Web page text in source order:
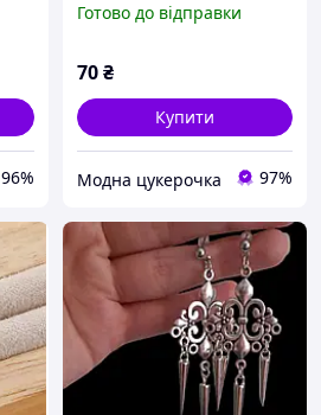
96%
Сережки гвоздики.
Готово до відправки
70₴
Купити
Модна цукерочка 97%